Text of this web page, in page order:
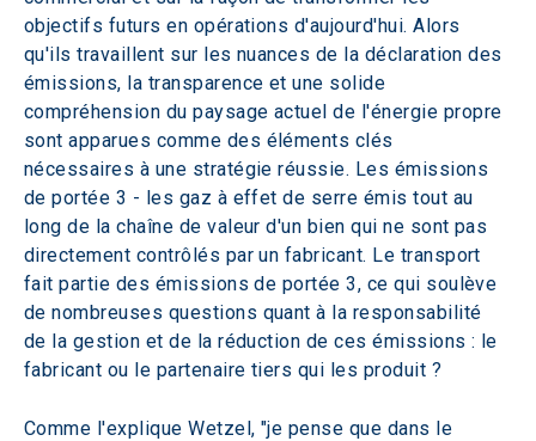
objectifs futurs en opérations d'aujourd'hui. Alors
qu'ils travaillent sur les nuances de la déclaration des
émissions, la transparence et une solide
compréhension du paysage actuel de l'énergie propre
sont apparues comme des éléments clés
nécessaires à une stratégie réussie. Les émissions
de portée 3 - les gaz à effet de serre émis tout au
long de la chaîne de valeur d'un bien qui ne sont pas
directement contrôlés par un fabricant. Le transport
fait partie des émissions de portée 3, ce qui soulève
de nombreuses questions quant à la responsabilité
de la gestion et de la réduction de ces émissions : le
fabricant ou le partenaire tiers qui les produit ?
Comme l'explique Wetzel, "je pense que dans le